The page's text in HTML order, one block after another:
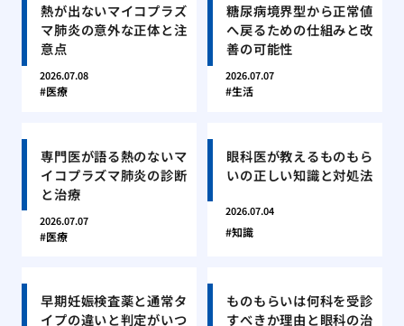
熱が出ないマイコプラズ
マ肺炎の意外な正体と注
意点
2026.07.08
医療
糖尿病境界型から正常値
へ戻るための仕組みと改
善の可能性
2026.07.07
生活
専門医が語る熱のないマ
イコプラズマ肺炎の診断
と治療
2026.07.07
医療
眼科医が教えるものもら
いの正しい知識と対処法
2026.07.04
知識
早期妊娠検査薬と通常タ
イプの違いと判定がいつ
ものもらいは何科を受診
すべきか理由と眼科の治